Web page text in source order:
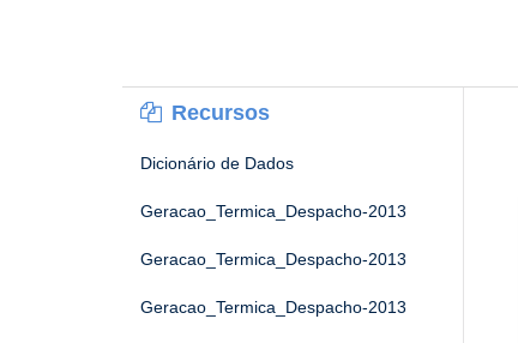
Recursos
Dicionário de Dados
Geracao_Termica_Despacho-2013
Geracao_Termica_Despacho-2013
Geracao_Termica_Despacho-2013